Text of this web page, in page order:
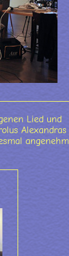
Lied und
Alexandras
angenehm